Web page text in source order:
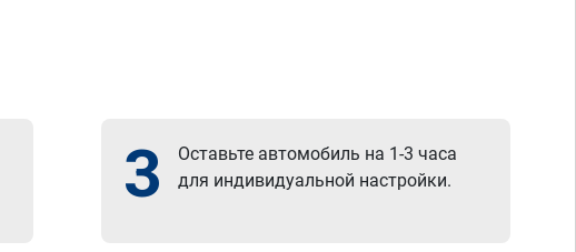
3
Оставьте автомобиль на 1-3 часа
для индивидуальной настройки.